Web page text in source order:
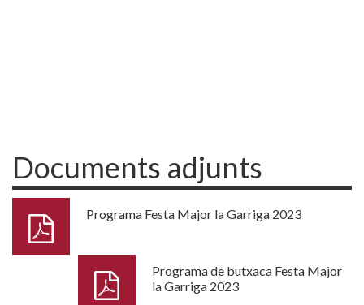
Documents adjunts
Programa Festa Major la Garriga 2023
Programa de butxaca Festa Major
la Garriga 2023